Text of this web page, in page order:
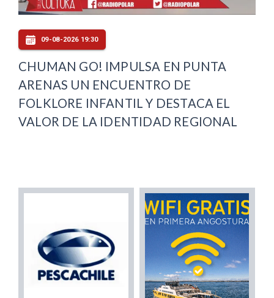
09-08-2026 19:30
CHUMAN GO! IMPULSA EN PUNTA
ARENAS UN ENCUENTRO DE
FOLKLORE INFANTIL Y DESTACA EL
VALOR DE LA IDENTIDAD REGIONAL